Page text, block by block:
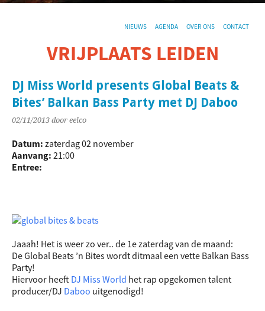
NIEUWS AGENDA OVER ONS CONTACT
VRIJPLAATS LEIDEN
DJ Miss World presents Global Beats &
Bites’ Balkan Bass Party met DJ Daboo
02/11/2013 door eelco
Datum: zaterdag 02 november
Aanvang: 21:00
Entree:
Jaaah! Het is weer zo ver.. de 1e zaterdag van de maand:
De Global Beats ’n Bites wordt ditmaal een vette Balkan Bass
Party!
Hiervoor heeft DJ Miss World het rap opgekomen talent
producer/DJ Daboo uitgenodigd!